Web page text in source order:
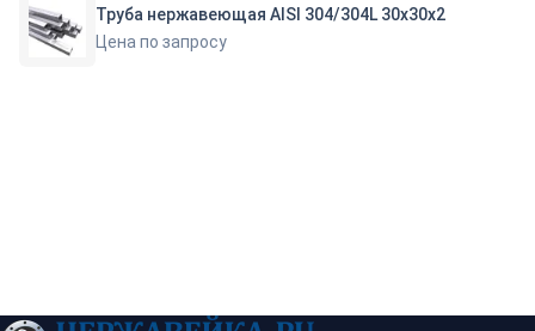
Труба нержавеющая AISI 304/304L 30х30х2
Цена по запросу